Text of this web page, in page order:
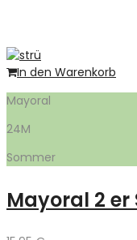
In den Warenkorb
Mayoral
24M
Sommer
Mayoral 2 er